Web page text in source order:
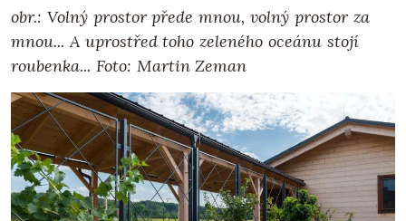
obr.: Volný prostor přede mnou, volný prostor za
mnou... A uprostřed toho zeleného oceánu stojí
roubenka... Foto: Martin Zeman